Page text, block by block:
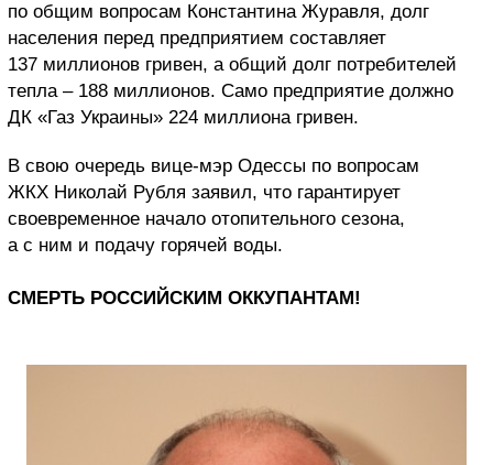
по общим вопросам Константина Журавля, долг
населения перед предприятием составляет
137 миллионов гривен, а общий долг потребителей
тепла – 188 миллионов. Само предприятие должно
ДК «Газ Украины» 224 миллиона гривен.
В свою очередь вице-мэр Одессы по вопросам
ЖКХ Николай Рубля заявил, что гарантирует
своевременное начало отопительного сезона,
а с ним и подачу горячей воды.
СМЕРТЬ РОССИЙСКИМ ОККУПАНТАМ!